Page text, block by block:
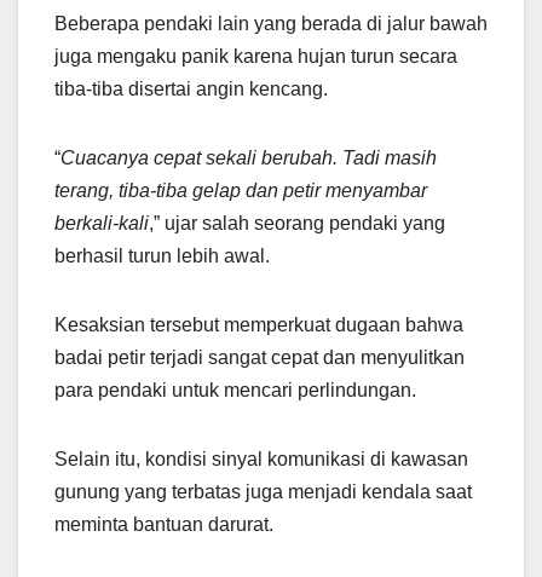
Beberapa pendaki lain yang berada di jalur bawah
juga mengaku panik karena hujan turun secara
tiba-tiba disertai angin kencang.
“Cuacanya cepat sekali berubah. Tadi masih
terang, tiba-tiba gelap dan petir menyambar
berkali-kali,” ujar salah seorang pendaki yang
berhasil turun lebih awal.
Kesaksian tersebut memperkuat dugaan bahwa
badai petir terjadi sangat cepat dan menyulitkan
para pendaki untuk mencari perlindungan.
Selain itu, kondisi sinyal komunikasi di kawasan
gunung yang terbatas juga menjadi kendala saat
meminta bantuan darurat.